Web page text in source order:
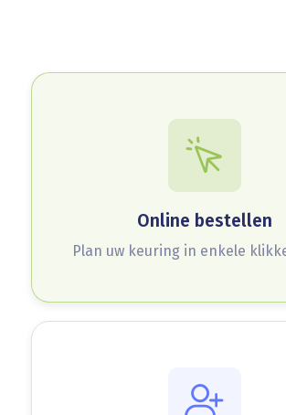
Online bestellen
Plan uw keuring in enkele